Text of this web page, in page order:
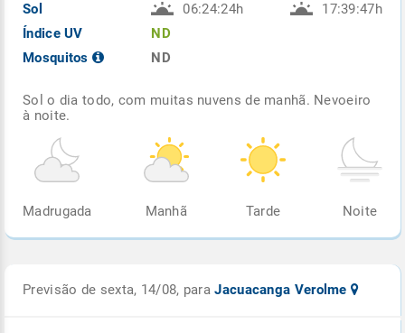
Sol
Índice UV
Mosquitos
06:24:24h
ND
ND
17:39:47h
Sol o dia todo, com muitas nuvens de manhã. Nevoeiro
à noite.
Madrugada Manhã Tarde Noite
Previsão de sexta, 14/08, paraJacuacanga Verolme